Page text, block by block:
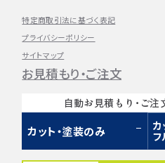
特定商取引法に基づく表記
プライバシーポリシー
サイトマップ
お見積もり・ご注文
自動お見積もり・ご注
カット・塗装のみ
カ